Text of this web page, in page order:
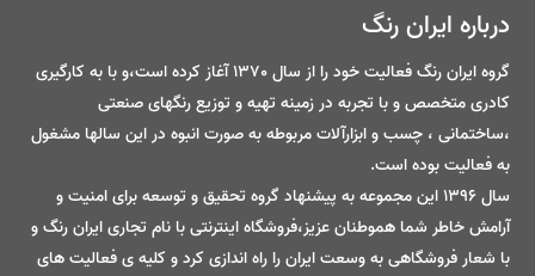
درباره ایران رنگ
گروه ایران رنگ فعالیت خود را از سال 1370 آغاز کرده است،و با به کارگیری
کادری متخصص و با تجربه در زمینه تهیه و توزیع رنگهای صنعتی
،ساختمانی ، چسب و ابزارآلات مربوطه به صورت انبوه در این سالها مشغول
به فعالیت بوده است.
سال 1396 این مجموعه به پیشنهاد گروه تحقیق و توسعه برای امنیت و
آرامش خاطر شما هموطنان عزیز،فروشگاه اینترنتی با نام تجاری ایران رنگ و
با شعار فروشگاهی به وسعت ایران را راه اندازی کرد و کلیه ی فعالیت های